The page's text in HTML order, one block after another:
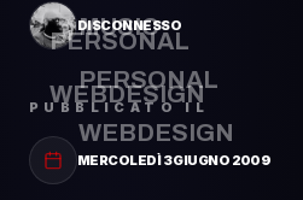
PERSONAL
WEBDESIGN
MUSIC
PERSONAL
WEBDESIGN
DISCONNESSO
PUBBLICATO IL
MERCOLEDÌ 3 GIUGNO 2009